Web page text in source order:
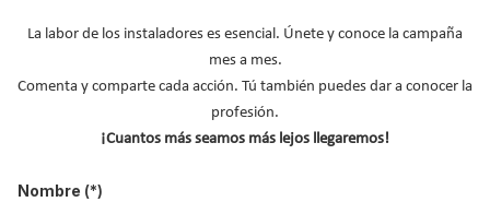
En el marco del
La labor de los instaladores es esencial. Únete y conoce la campaña
mes a mes.
Comenta y comparte cada acción. Tú también puedes dar a conocer la
profesión.
¡Cuantos más seamos más lejos llegaremos!
Nombre (*)